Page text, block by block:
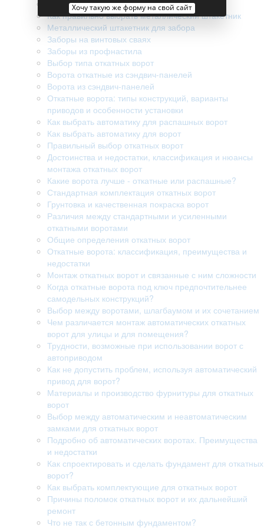
Разборные откатные ворота
Как правильно выбрать металлический штакетник
Металлический штакетник для забора
Заборы на винтовых сваях
Заборы из профнастила
Выбор типа откатных ворот
Ворота откатные из сэндвич-панелей
Ворота из сэндвич-панелей
Откатные ворота: типы конструкций, варианты
приводов и особенности установки
Как выбрать автоматику для распашных ворот
Как выбрать автоматику для ворот
Правильный выбор откатных ворот
Достоинства и недостатки, классификация и нюансы
монтажа откатных ворот
Какие ворота лучше - откатные или распашные?
Стандартная комплектация откатных ворот
Грунтовка и качественная покраска ворот
Различия между стандартными и усиленными
откатными воротами
Общие определения откатных ворот
Откатные ворота: классификация, преимущества и
недостатки
Монтаж откатных ворот и связанные с ним сложности
Когда откатные ворота под ключ предпочтительнее
самодельных конструкций?
Выбор между воротами, шлагбаумом и их сочетанием
Чем различается монтаж автоматических откатных
ворот для улицы и для помещения?
Трудности, возможные при использовании ворот с
автоприводом
Как не допустить проблем, используя автоматический
привод для ворот?
Материалы и производство фурнитуры для откатных
ворот
Выбор между автоматическим и неавтоматическим
замками для откатных ворот
Подробно об автоматических воротах. Преимущества
и недостатки
Как спроектировать и сделать фундамент для откатных
ворот?
Как выбрать комплектующие для откатных ворот
Причины поломок откатных ворот и их дальнейший
ремонт
Что не так с бетонным фундаментом?
Хочу такую же форму на свой сайт